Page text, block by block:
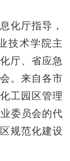
厅指导，
技术学院主
厅、省应急
。来自各市
工园区管理
委员会的代
规范化建设